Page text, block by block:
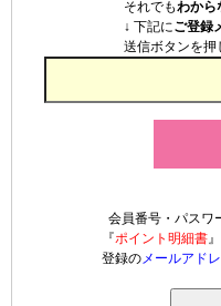
それでも わから
↓ 下記にご登録
送信ボタンを押
会員番号・パスワ
『ポイント明細書
登録の メールアド